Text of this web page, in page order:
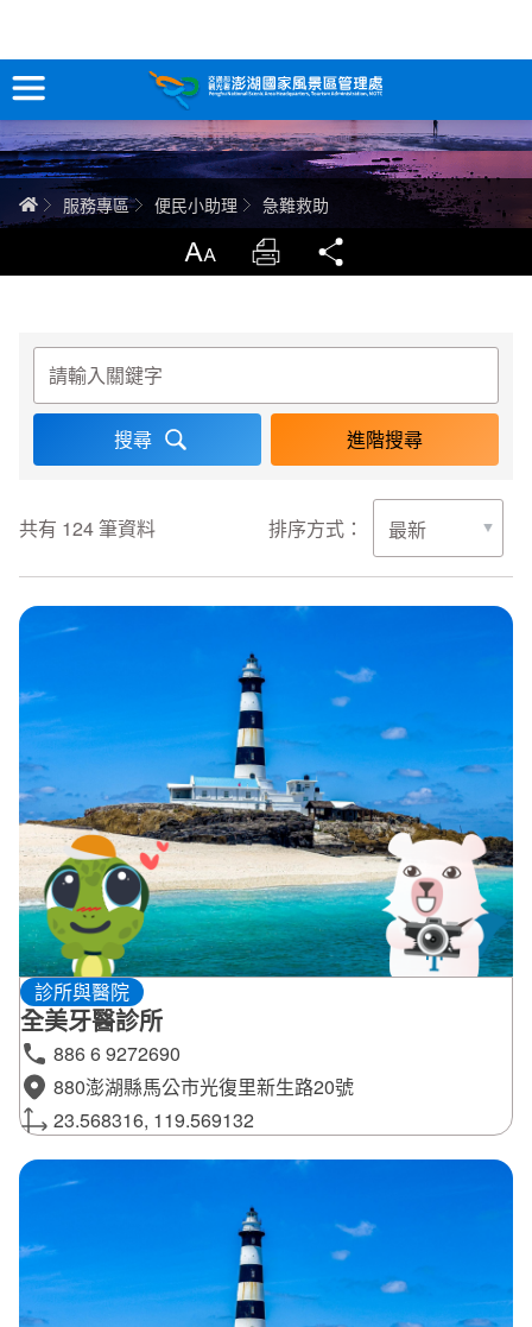
跳
到
主
要
內
容
訊息專區
關於澎湖
智慧觀光情報站
永續旅遊
臉書粉絲團
English
日本語 Tiếng Việt
ไทย Bahasa indonesia
急難救助
首頁服務專區 便民小助理 急難救助
放大 列印
關鍵字
進階搜尋
共有 124筆資料 排序方式：
診所與醫院
全美牙醫診所
886 6 9272690
880澎湖縣馬公市光復里新生路20號
23.568316, 119.569132